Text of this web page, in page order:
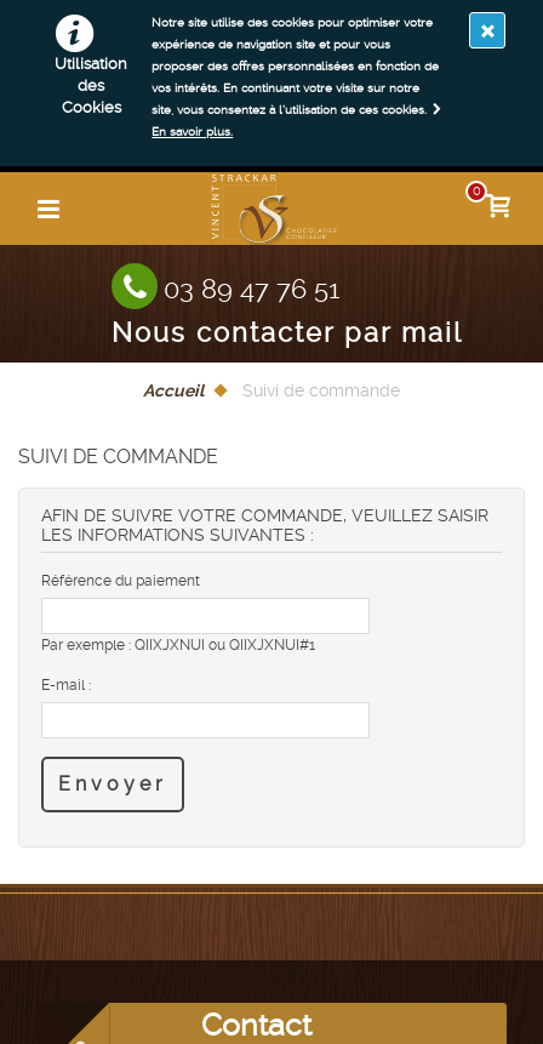
Utilisation
des
Cookies
Notre site utilise des cookies pour optimiser votre
expérience de navigation site et pour vous
proposer des offres personnalisées en fonction de
vos intérêts. En continuant votre visite sur notre
site, vous consentez à l’utilisation de ces cookies.
En savoir plus.
0
03 89 47 76 51
Nous contacter par mail
Accueil Suivi de commande
SUIVI DE COMMANDE
AFIN DE SUIVRE VOTRE COMMANDE, VEUILLEZ SAISIR
LES INFORMATIONS SUIVANTES :
Référence du paiement
Par exemple : QIIXJXNUI ou QIIXJXNUI#1
E-mail :
Envoyer
Contact